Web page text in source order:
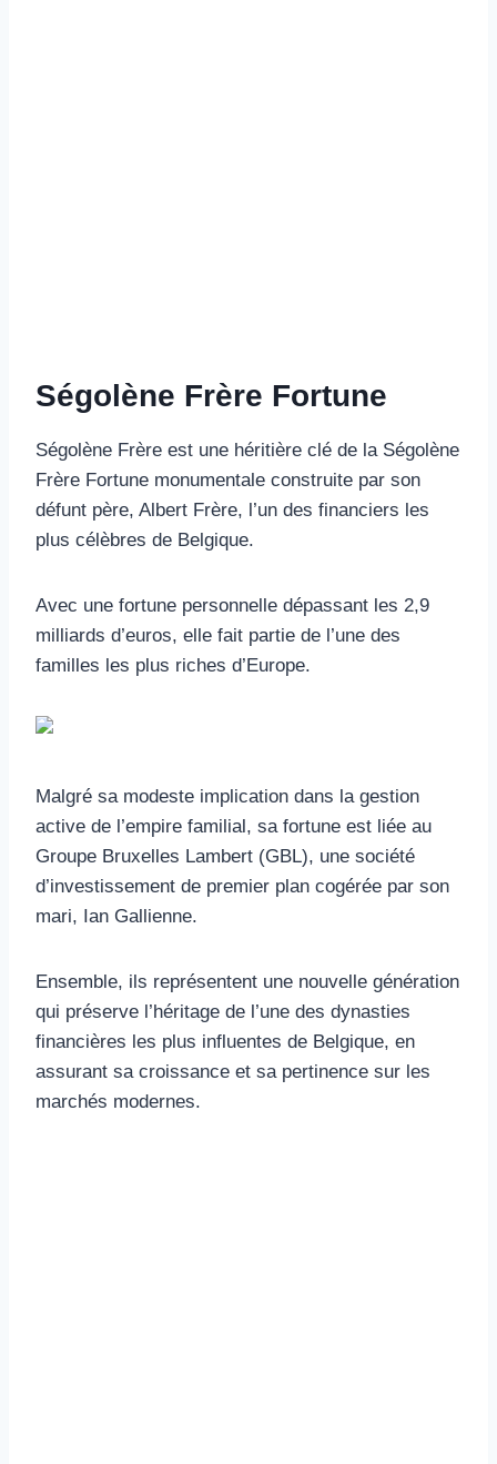
Ségolène Frère Fortune
Ségolène Frère est une héritière clé de la Ségolène
Frère Fortune monumentale construite par son
défunt père, Albert Frère, l’un des financiers les
plus célèbres de Belgique.
Avec une fortune personnelle dépassant les 2,9
milliards d’euros, elle fait partie de l’une des
familles les plus riches d’Europe.
Malgré sa modeste implication dans la gestion
active de l’empire familial, sa fortune est liée au
Groupe Bruxelles Lambert (GBL), une société
d’investissement de premier plan cogérée par son
mari, Ian Gallienne.
Ensemble, ils représentent une nouvelle génération
qui préserve l’héritage de l’une des dynasties
financières les plus influentes de Belgique, en
assurant sa croissance et sa pertinence sur les
marchés modernes.